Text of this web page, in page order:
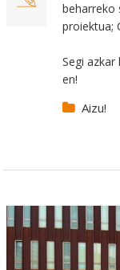
beharreko
proiektua;
Segi
en!
Aizu!